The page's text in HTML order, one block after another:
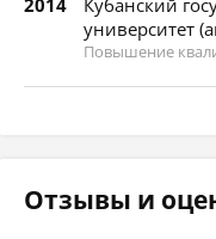
2014
Кубанский
университет
Повышение
Отзывы и